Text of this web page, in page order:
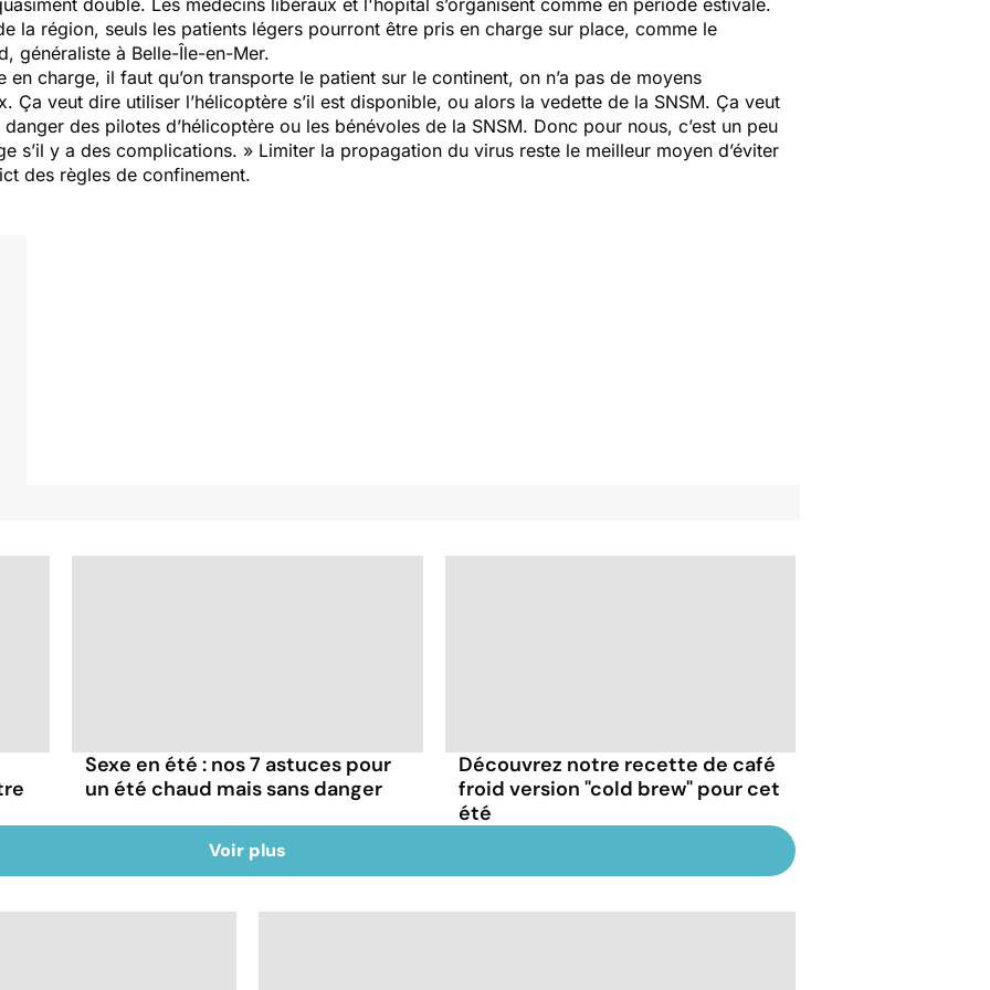
doublé. Les médecins libéraux et l'hôpital s’organisent comme en période estivale.
la région, seuls les patients légers pourront être pris en charge sur place, comme le
généraliste à Belle-Île-en-Mer.
charge, il faut qu’on transporte le patient sur le continent, on n’a pas de moyens
Ça veut dire utiliser l’hélicoptère s’il est disponible, ou alors la vedette de la SNSM. Ça veut
des pilotes d’hélicoptère ou les bénévoles de la SNSM. Donc pour nous, c’est un peu
s’il y a des complications. » Limiter la propagation du virus reste le meilleur moyen d’éviter
des règles de confinement.
Sexe en été : nos 7 astuces pour
un été chaud mais sans danger
Découvrez notre recette de café
froid version "cold brew" pour cet
été
Voir plus